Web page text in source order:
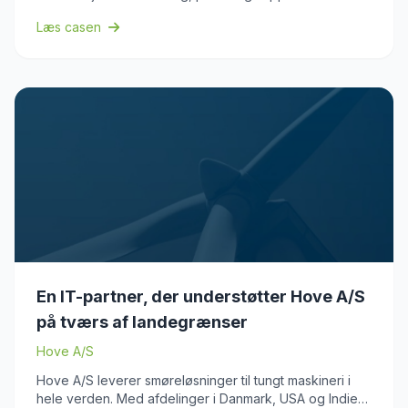
kerneopgaven.
Læs casen
En IT-partner, der understøtter Hove A/S
på tværs af landegrænser
Hove A/S
Hove A/S leverer smøreløsninger til tungt maskineri i
hele verden. Med afdelinger i Danmark, USA og Indien